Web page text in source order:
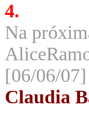
4.
Na
[06/06/
Claudia